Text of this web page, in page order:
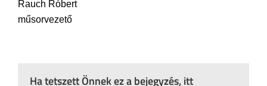
Rauch Róbert
műsorvezető
Ha tetszett Önnek ez a bejegyzés, itt